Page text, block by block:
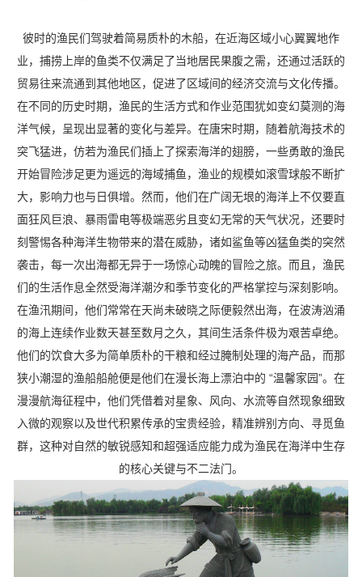
彼时的渔民们驾驶着简易质朴的木船，在近海区域小心翼翼地作
业，捕捞上岸的鱼类不仅满足了当地居民果腹之需，还通过活跃的
贸易往来流通到其他地区，促进了区域间的经济交流与文化传播。
在不同的历史时期，渔民的生活方式和作业范围犹如变幻莫测的海
洋气候，呈现出显著的变化与差异。在唐宋时期，随着航海技术的
突飞猛进，仿若为渔民们插上了探索海洋的翅膀，一些勇敢的渔民
开始冒险涉足更为遥远的海域捕鱼，渔业的规模如滚雪球般不断扩
大，影响力也与日俱增。然而，他们在广阔无垠的海洋上不仅要直
面狂风巨浪、暴雨雷电等极端恶劣且变幻无常的天气状况，还要时
刻警惕各种海洋生物带来的潜在威胁，诸如鲨鱼等凶猛鱼类的突然
袭击，每一次出海都无异于一场惊心动魄的冒险之旅。而且，渔民
们的生活作息全然受海洋潮汐和季节变化的严格掌控与深刻影响。
在渔汛期间，他们常常在天尚未破晓之际便毅然出海，在波涛汹涌
的海上连续作业数天甚至数月之久，其间生活条件极为艰苦卓绝。
他们的饮食大多为简单质朴的干粮和经过腌制处理的海产品，而那
狭小潮湿的渔船船舱便是他们在漫长海上漂泊中的 “温馨家园”。在
漫漫航海征程中，他们凭借着对星象、风向、水流等自然现象细致
入微的观察以及世代积累传承的宝贵经验，精准辨别方向、寻觅鱼
群，这种对自然的敏锐感知和超强适应能力成为渔民在海洋中生存
的核心关键与不二法门。